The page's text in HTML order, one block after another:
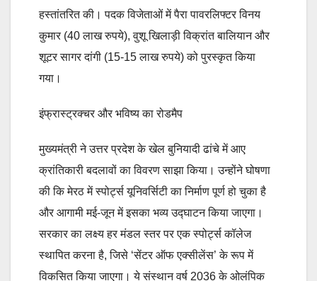
हस्तांतरित की। पदक विजेताओं में पैरा पावरलिफ्टर विनय
कुमार (40 लाख रुपये), वुशू खिलाड़ी विक्रांत बालियान और
शूटर सागर दांगी (15-15 लाख रुपये) को पुरस्कृत किया
गया।
इंफ्रास्ट्रक्चर और भविष्य का रोडमैप
मुख्यमंत्री ने उत्तर प्रदेश के खेल बुनियादी ढांचे में आए
क्रांतिकारी बदलावों का विवरण साझा किया। उन्होंने घोषणा
की कि मेरठ में स्पोर्ट्स यूनिवर्सिटी का निर्माण पूर्ण हो चुका है
और आगामी मई-जून में इसका भव्य उद्घाटन किया जाएगा।
सरकार का लक्ष्य हर मंडल स्तर पर एक स्पोर्ट्स कॉलेज
स्थापित करना है, जिसे ‘सेंटर ऑफ एक्सीलेंस’ के रूप में
विकसित किया जाएगा। ये संस्थान वर्ष 2036 के ओलंपिक